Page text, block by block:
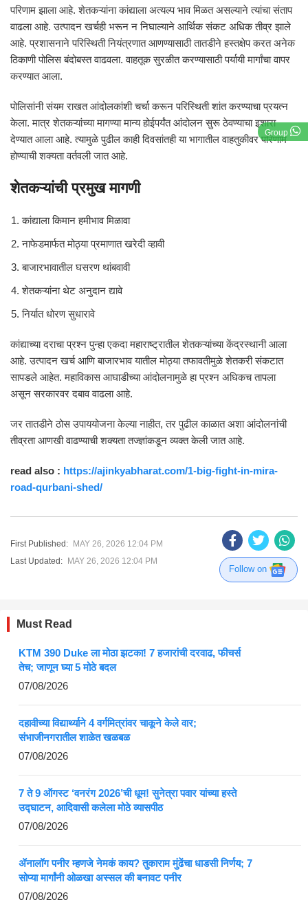
Group
परिणाम झाला आहे. शेतकऱ्यांना कांद्याला अत्यल्प भाव मिळत असल्याने त्यांचा संताप
वाढला आहे. उत्पादन खर्चही भरून न निघाल्याने आर्थिक संकट अधिक तीव्र झाले
आहे. प्रशासनाने परिस्थिती नियंत्रणात आणण्यासाठी तातडीने हस्तक्षेप करत अनेक
ठिकाणी पोलिस बंदोबस्त वाढवला. वाहतूक सुरळीत करण्यासाठी पर्यायी मार्गांचा वापर
करण्यात आला.
पोलिसांनी संयम राखत आंदोलकांशी चर्चा करून परिस्थिती शांत करण्याचा प्रयत्न
केला. मात्र शेतकऱ्यांच्या मागण्या मान्य होईपर्यंत आंदोलन सुरू ठेवण्याचा इशारा
देण्यात आला आहे. त्यामुळे पुढील काही दिवसांतही या भागातील वाहतुकीवर परिणाम
होण्याची शक्यता वर्तवली जात आहे.
शेतकऱ्यांची प्रमुख मागणी
कांद्याला किमान हमीभाव मिळावा
नाफेडमार्फत मोठ्या प्रमाणात खरेदी व्हावी
बाजारभावातील घसरण थांबवावी
शेतकऱ्यांना थेट अनुदान द्यावे
निर्यात धोरण सुधारावे
कांद्याच्या दराचा प्रश्न पुन्हा एकदा महाराष्ट्रातील शेतकऱ्यांच्या केंद्रस्थानी आला
आहे. उत्पादन खर्च आणि बाजारभाव यातील मोठ्या तफावतीमुळे शेतकरी संकटात
सापडले आहेत. महाविकास आघाडीच्या आंदोलनामुळे हा प्रश्न अधिकच तापला
असून सरकारवर दबाव वाढला आहे.
जर तातडीने ठोस उपाययोजना केल्या नाहीत, तर पुढील काळात अशा आंदोलनांची
तीव्रता आणखी वाढण्याची शक्यता तज्ज्ञांकडून व्यक्त केली जात आहे.
read also : https://ajinkyabharat.com/1-big-fight-in-mira-
road-qurbani-shed/
First Published: MAY 26, 2026 12:04 PM
Last Updated: MAY 26, 2026 12:04 PM
Follow on
Must Read
KTM 390 Duke ला मोठा झटका! 7 हजारांची दरवाढ, फीचर्स
तेच; जाणून घ्या 5 मोठे बदल
07/08/2026
दहावीच्या विद्यार्थ्याने 4 वर्गमित्रांवर चाकूने केले वार;
संभाजीनगरातील शाळेत खळबळ
07/08/2026
7 ते 9 ऑगस्ट ‘वनरंग 2026’ची धूम! सुनेत्रा पवार यांच्या हस्ते
उद्घाटन, आदिवासी कलेला मोठे व्यासपीठ
07/08/2026
ॲनालॉग पनीर म्हणजे नेमकं काय? तुकाराम मुंढेंचा धाडसी निर्णय; 7
सोप्या मार्गांनी ओळखा अस्सल की बनावट पनीर
07/08/2026